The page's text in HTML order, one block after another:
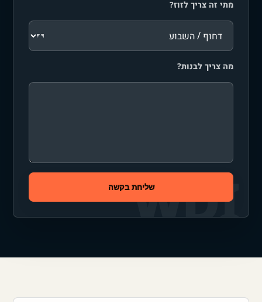
מתי זה צריך לזוז?
מה צריך לבנות?
שליחת בקשה